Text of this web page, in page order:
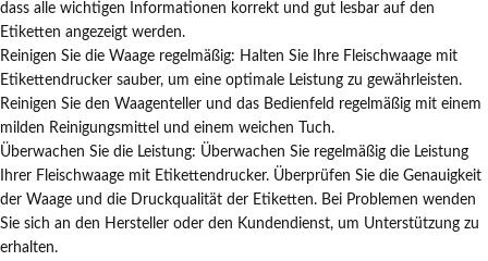
dass alle wichtigen Informationen korrekt und gut lesbar auf den
Etiketten angezeigt werden.
Reinigen Sie die Waage regelmäßig: Halten Sie Ihre Fleischwaage mit
Etikettendrucker sauber, um eine optimale Leistung zu gewährleisten.
Reinigen Sie den Waagenteller und das Bedienfeld regelmäßig mit einem
milden Reinigungsmittel und einem weichen Tuch.
Überwachen Sie die Leistung: Überwachen Sie regelmäßig die Leistung
Ihrer Fleischwaage mit Etikettendrucker. Überprüfen Sie die Genauigkeit
der Waage und die Druckqualität der Etiketten. Bei Problemen wenden
Sie sich an den Hersteller oder den Kundendienst, um Unterstützung zu
erhalten.